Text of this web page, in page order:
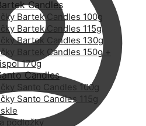
Candles
Bartek Candles 100g
Bartek Candles 115g
Bartek Candles 130g
Bartek Candles 150g +
170g
Candles
Santo Candles 100g
Santo Candles 115g
podložky